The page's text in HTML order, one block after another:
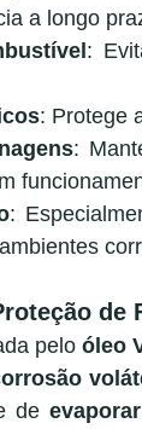
a longo
:
: Protege
:
:
de
pelo óleo
de